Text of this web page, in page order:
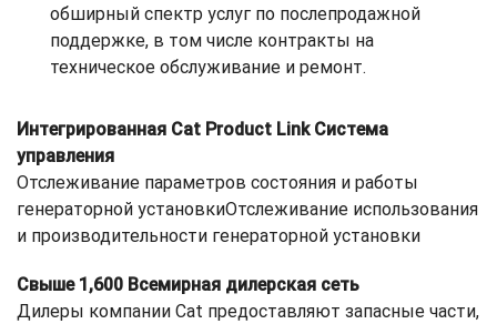
обширный спектр услуг по послепродажной
поддержке, в том числе контракты на
техническое обслуживание и ремонт.
Интегрированная Cat Product Link Система
управления
Отслеживание параметров состояния и работы
генераторной установкиОтслеживание использования
и производительности генераторной установки
Свыше 1,600 Всемирная дилерская сеть
Дилеры компании Cat предоставляют запасные части,